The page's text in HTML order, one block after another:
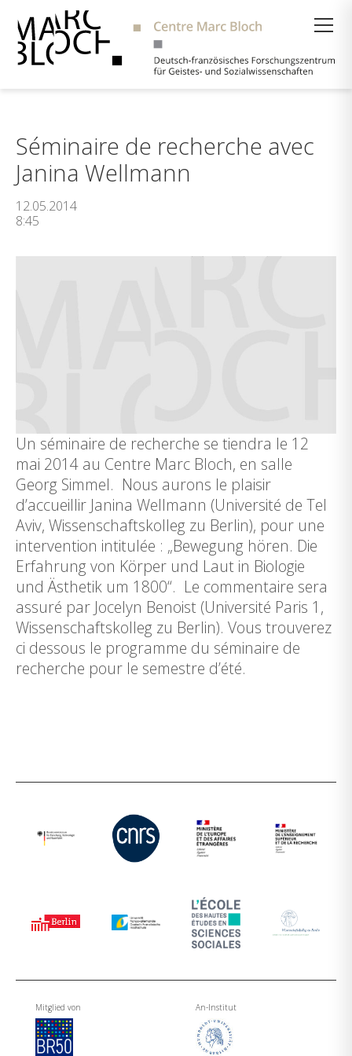
Séminaire de recherche avec
Janina Wellmann
12.05.2014
8:45
Un séminaire de recherche se tiendra le 12
mai 2014 au Centre Marc Bloch, en salle
Georg Simmel. Nous aurons le plaisir
d’accueillir Janina Wellmann (Université de Tel
Aviv, Wissenschaftskolleg zu Berlin), pour une
intervention intitulée : „Bewegung hören. Die
Erfahrung von Körper und Laut in Biologie
und Ästhetik um 1800“. Le commentaire sera
assuré par Jocelyn Benoist (Université Paris 1,
Wissenschaftskolleg zu Berlin). Vous trouverez
ci dessous le programme du séminaire de
recherche pour le semestre d’été.
Mitglied von An-Institut